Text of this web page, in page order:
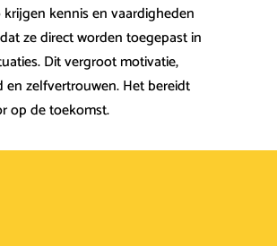
krijgen kennis en vaardigheden
ze direct worden toegepast in
Dit vergroot motivatie,
en zelfvertrouwen. Het bereidt
op de toekomst.